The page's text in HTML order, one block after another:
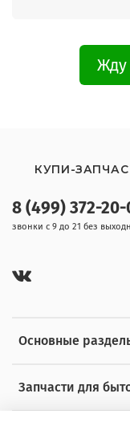
Жду
Основные
Запчасти для
8 (499) 372-20-
звонки с 9 до 21 без
КУПИ-